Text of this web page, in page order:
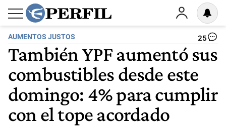
AUMENTOS JUSTOS 25
También YPF aumentó sus
combustibles desde este
domingo: 4% para cumplir
con el tope acordado